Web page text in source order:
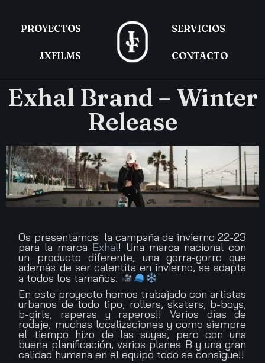
PROYECTOS
JXFILMS
SERVICIOS
CONTACTO
Exhal Brand – Winter
Release
Os presentamos la campaña de invierno 22-23
para la marca Exhal! Una marca nacional con
un producto diferente, una gorra-gorro que
además de ser calentita en invierno, se adapta
a todos los tamaños.
En este proyecto hemos trabajado con artistas
urbanos de todo tipo, rollers, skaters, b-boys,
b-girls, raperas y raperos!! Varios días de
rodaje, muchas localizaciones y como siempre
el tiempo hizo de las suyas, pero con una
buena planificación, varios planes B y una gran
calidad humana en el equipo todo se consigue!!